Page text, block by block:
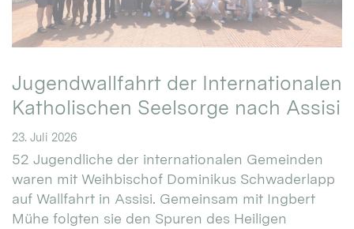
Jugendwallfahrt der Internationalen
Katholischen Seelsorge nach Assisi
23. Juli 2026
52 Jugendliche der internationalen Gemeinden
waren mit Weihbischof Dominikus Schwaderlapp
auf Wallfahrt in Assisi. Gemeinsam mit Ingbert
Mühe folgten sie den Spuren des Heiligen